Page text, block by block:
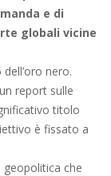
e di
globali vicine
nero.
report sulle
titolo
è fissato a
che